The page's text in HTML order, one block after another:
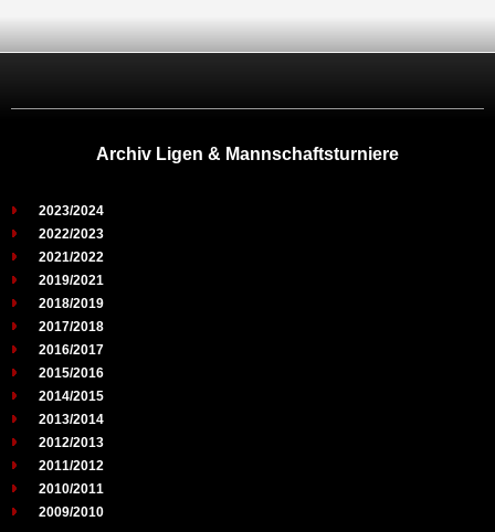
Archiv Ligen & Mannschaftsturniere
2023/2024
2022/2023
2021/2022
2019/2021
2018/2019
2017/2018
2016/2017
2015/2016
2014/2015
2013/2014
2012/2013
2011/2012
2010/2011
2009/2010